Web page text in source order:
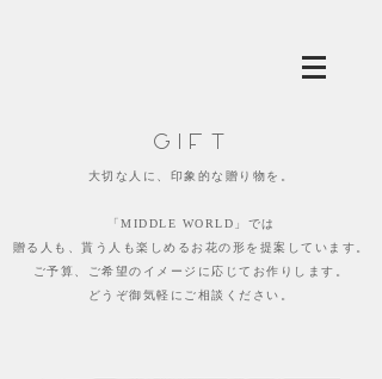
GIFT
大切な人に、印象的な贈り物を。
「MIDDLE WORLD」では
贈る人も、貰う人も楽しめるお花の形を提案しています。
ご予算、ご希望のイメージに応じてお作りします。
どうぞ御気軽にご相談ください。